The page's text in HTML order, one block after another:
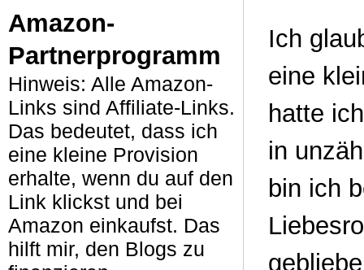
Amazon-
Partnerprogramm
Hinweis: Alle Amazon-
Links sind Affiliate-Links.
Das bedeutet, dass ich
eine kleine Provision
erhalte, wenn du auf den
Link klickst und bei
Amazon einkaufst. Das
hilft mir, den Blogs zu
Ich
eine
hatte
in
bin ich